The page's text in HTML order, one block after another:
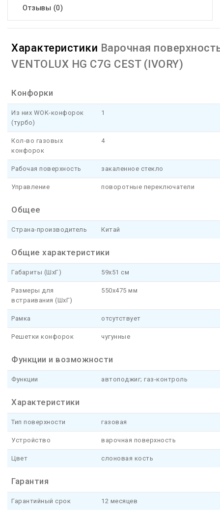
Отзывы (0)
Характеристики Варочная
VENTOLUX HG C7G CEST (IVORY)
Конфорки
Из них WOK-конфорок
(турбо)
1
Кол-во газовых
конфорок
4
Рабочая поверхность закаленное стекло
Управление поворотные переключатели
Общее
Страна-производитель Китай
Общие характеристики
Габариты (ШхГ) 59x51 см
Размеры для
встраивания (ШхГ)
550x475 мм
Рамка отсутствует
Решетки конфорок чугунные
Функции и возможности
Функции автоподжиг; газ-контроль
Характеристики
Тип поверхности газовая
Устройство варочная поверхность
Цвет слоновая кость
Гарантия
Гарантийный срок 12 месяцев